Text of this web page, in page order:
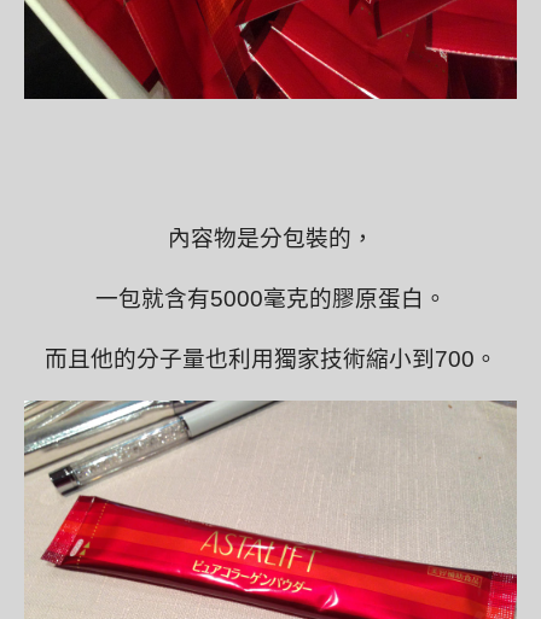
內容物是分包裝的，
一包就含有5000毫克的膠原蛋白。
而且他的分子量也利用獨家技術縮小到700。